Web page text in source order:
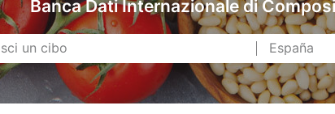
Banca Dati Internazionale di